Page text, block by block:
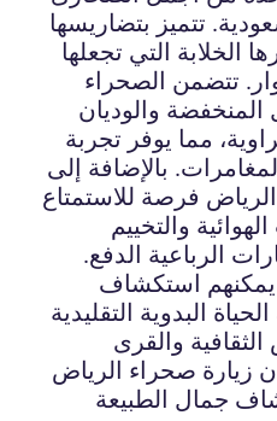
تتميز بتضاريسها
الخلابة التي تجعلها
تتضمن الصحراء
المنخفضة والوديان
مما يوفر تجربة
بالإضافة إلى
فرصة للاستمتاع
والتخييم
الرباعية الدفع.
يمكنهم استكشاف
البدوية التقليدية
والقرى
زيارة صحراء الرياض
جمال الطبيعة